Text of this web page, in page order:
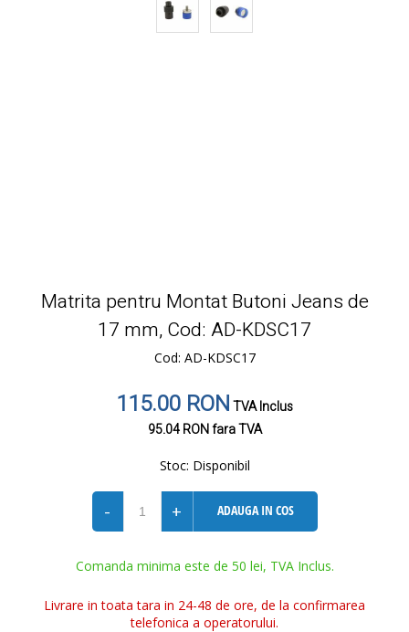
Matrita pentru Montat Butoni Jeans de
17 mm, Cod: AD-KDSC17
Cod: AD-KDSC17
115.00 RONTVA Inclus
95.04 RONfara TVA
Stoc: Disponibil
- + ADAUGA IN COS
Comanda minima este de 50 lei, TVA Inclus.
Livrare in toata tara in 24-48 de ore, de la confirmarea
telefonica a operatorului.